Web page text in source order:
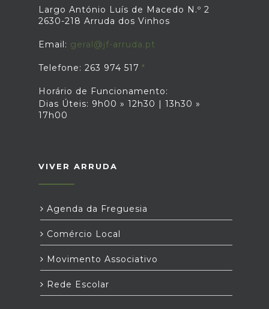
Largo António Luís de Macedo N.º 2
2630-218 Arruda dos Vinhos
Email: geral@jf-arruda.pt
Telefone: 263 974 517
Horário de Funcionamento:
Dias Úteis: 9h00 » 12h30 | 13h30 »
17h00
VIVER ARRUDA
Agenda da Freguesia
Comércio Local
Movimento Associativo
Rede Escolar